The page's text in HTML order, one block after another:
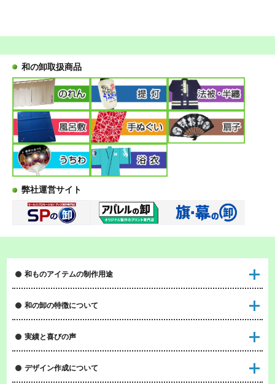
和の卸取扱商品
弊社運営サイト
和ものアイテムの制作用途
和の卸の特徴について
実績と喜びの声
デザイン作成について